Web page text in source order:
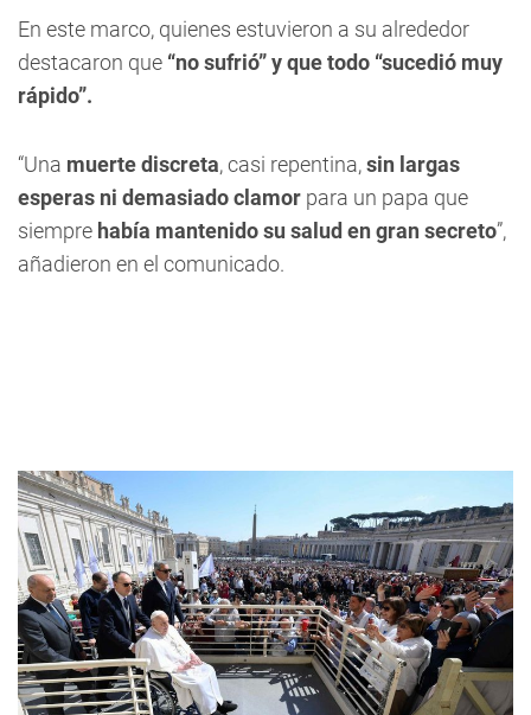
En este marco, quienes estuvieron a su alrededor
destacaron que “no sufrió” y que todo “sucedió muy
rápido”.
“Una muerte discreta, casi repentina,sin largas
esperas ni demasiado clamor para un papa que
siempre había mantenido su salud en gran secreto”,
añadieron en el comunicado.